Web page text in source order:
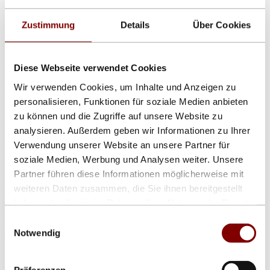
Zustimmung Details Über Cookies
Diese Webseite verwendet Cookies
Wir verwenden Cookies, um Inhalte und Anzeigen zu
personalisieren, Funktionen für soziale Medien anbieten
zu können und die Zugriffe auf unsere Website zu
analysieren. Außerdem geben wir Informationen zu Ihrer
Verwendung unserer Website an unsere Partner für
soziale Medien, Werbung und Analysen weiter. Unsere
Partner führen diese Informationen möglicherweise mit
weiteren Daten zusammen, die Sie ihnen bereitgestellt
Notwendig
- outdoor IP67
- einfarbig
Neu: DLE-Z4-5 mit Ziffernhöhe 5 cm, vierstellig
- Zeit: Quarzuhr oder GPS oder NTP
- Temperatur: Kabelsensor
- Datum/Uhr/ Temperatur/Stopuhr/ Counter
- Wechselzeit und Dauer einstellbar
- Korrekturen über Infrarot oder LAN
- outdoor IP67 - einfarbig rot oder gelb, blau, grün, weiß
Varianten von LED-Temperatur- und